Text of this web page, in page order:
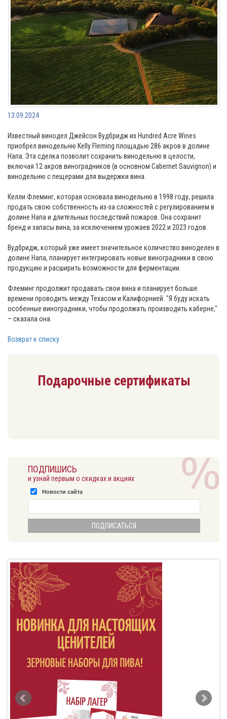
13.09.2024
Известный винодел Джейсон Вудбридж из Hundred Acre Wines
приобрел винодельню Kelly Fleming площадью 286 акров в долине
Напа. Эта сделка позволит сохранить винодельню в целости,
включая 12 акров виноградников (в основном Cabernet Sauvignon) и
винодельню с пещерами для выдержки вина.
Келли Флеминг, которая основала винодельню в 1998 году, решила
продать свою собственность из-за сложностей с регулированием в
долине Напа и длительных последствий пожаров. Она сохранит
бренд и запасы вина, за исключением урожаев 2022 и 2023 годов.
Вудбридж, который уже имеет значительное количество виноделен в
долине Напа, планирует интегрировать новые виноградники в свою
продукцию и расширить возможности для ферментации.
Флеминг продолжит продавать свои вина и планирует больше
времени проводить между Техасом и Калифорнией. "Я буду искать
особенные виноградники, чтобы продолжать производить каберне,"
– сказала она.
Возврат к списку
Подарочные сертификаты
ПОДПИШИСЬ
и узнай первым о скидках и акциях
Новости сайта